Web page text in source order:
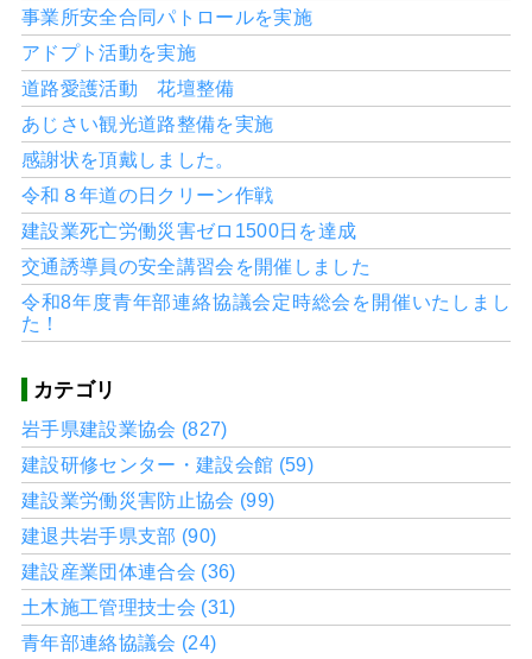
事業所安全合同パトロールを実施
アドプト活動を実施
道路愛護活動 花壇整備
あじさい観光道路整備を実施
感謝状を頂戴しました。
令和８年道の日クリーン作戦
建設業死亡労働災害ゼロ1500日を達成
交通誘導員の安全講習会を開催しました
令和8年度青年部連絡協議会定時総会を開催いたしまし
た！
カテゴリ
岩手県建設業協会 (827)
建設研修センター・建設会館 (59)
建設業労働災害防止協会 (99)
建退共岩手県支部 (90)
建設産業団体連合会 (36)
土木施工管理技士会 (31)
青年部連絡協議会 (24)